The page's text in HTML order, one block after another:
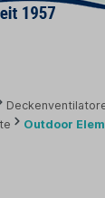
Outdoor